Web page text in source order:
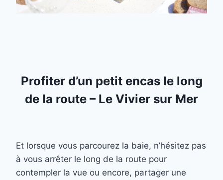
Profiter d’un petit encas le long
de la route – Le Vivier sur Mer
Et lorsque vous parcourez la baie, n’hésitez pas
à vous arrêter le long de la route pour
contempler la vue ou encore, partager une